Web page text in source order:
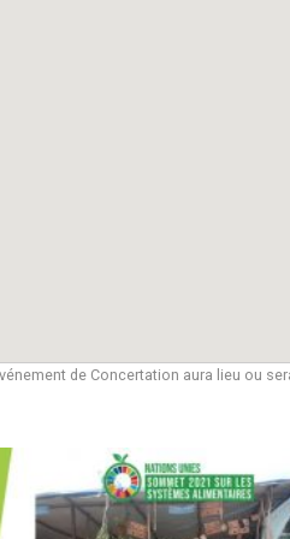
de Concertation aura lieu ou